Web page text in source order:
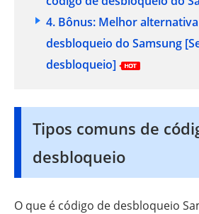
4. Bônus: Melhor
desbloqueio do Samsung
desbloqueio]
Tipos comuns de
desbloqueio
O que é código de desbloqueio